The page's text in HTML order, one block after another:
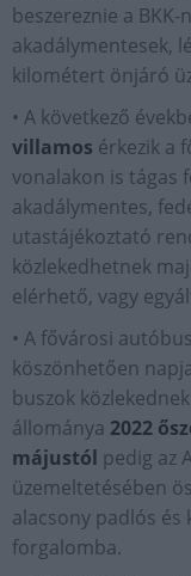
beszereznie a
akadálymentesek,
kilométert önjáró
• A következő
villamos érkezik a
vonalakon is tágas
akadálymentes,
utastájékoztató
közlekedhetnek
elérhető, vagy
• A fővárosi
köszönhetően
buszok
állománya 2022
májustól pedig az
üzemeltetésében
alacsony padlós
forgalomba.